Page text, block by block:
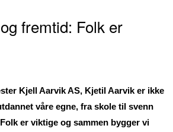
fremtid: Folk er
Kjell Aarvik AS, Kjetil Aarvik er ikke
våre egne, fra skole til svenn
er viktige og sammen bygger vi